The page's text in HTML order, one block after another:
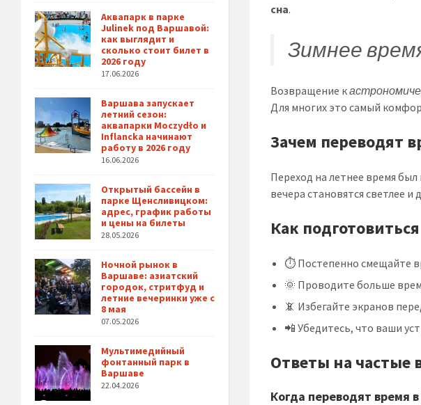
сна.
Зимнее
Возвращение к
Для многих это самый
Зачем переводят
Переход на летнее время
вечера становятся светлее
Как
⏱ Постепенно смещайте
🌞 Проводите больше
📵 Избегайте экранов
📲 Убедитесь, что ваши
Ответы на частые
Когда переводят время
Аквапарк в парке
Julinek под Варшавой:
как выглядит и
сколько стоит билет в
2026 году
17.06.2026
Варшава запускает
летний сезон:
аквапарки Moczydło и
Inflancka начинают
работу в 2026 году
16.06.2026
Открытый бассейн в
парке Щенсливицком:
адрес, график работы
и цены на билеты
28.05.2026
Ночной рынок в
Варшаве: азиатский
городок, стритфуд и
летние вечеринки уже с
8 мая
07.05.2026
Мультимедийный
фонтанный парк в
Варшаве
22.04.2026